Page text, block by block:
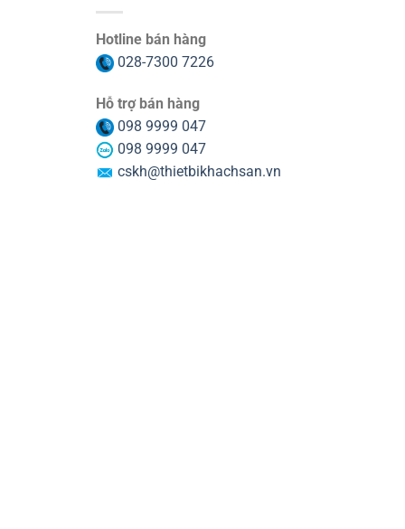
Hotline bán hàng
028-7300 7226
Hỗ trợ bán hàng
098 9999 047
098 9999 047
cskh@thietbikhachsan.vn